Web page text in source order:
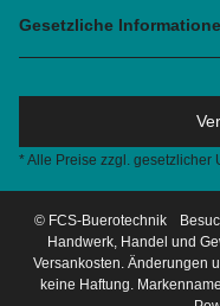
Gesetzliche
* Alle Preise zzgl. gesetzlicher
© FCS-Buerotechnik
Handwerk, Handel und
Versankosten. Änderungen
keine Haftung.